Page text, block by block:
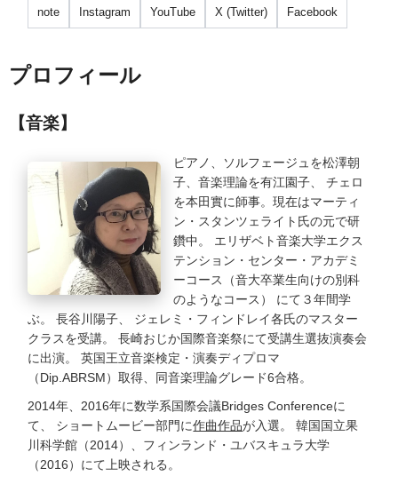
note Instagram YouTube X (Twitter) Facebook
プロフィール
【音楽】
ピアノ、ソルフェージュを松澤朝
子、音楽理論を有江園子、 チェロ
を本田實に師事。現在はマーティ
ン・スタンツェライト氏の元で研
鑽中。 エリザベト音楽大学エクス
テンション・センター・アカデミ
ーコース（音大卒業生向けの別科
のようなコース） にて３年間学
ぶ。 長谷川陽子、 ジェレミ・フィンドレイ各氏のマスター
クラスを受講。 長崎おじか国際音楽祭にて受講生選抜演奏会
に出演。 英国王立音楽検定・演奏ディプロマ
（Dip.ABRSM）取得、同音楽理論グレード6合格。
2014年、2016年に数学系国際会議Bridges Conferenceに
て、 ショートムービー部門に作曲作品が入選。 韓国国立果
川科学館（2014）、フィンランド・ユバスキュラ大学
（2016）にて上映される。